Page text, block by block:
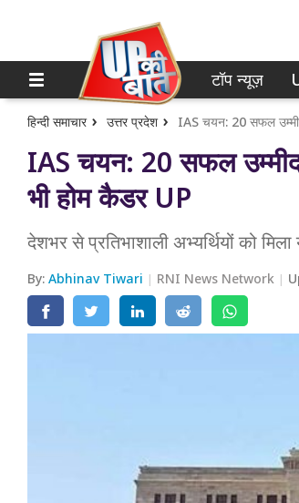
होम
टॉप न्यूज़
UP की बात
राजनीति
क्राइम
शिक्षा
वेब स्टोरी
टॉप न्यूज़
हिन्दी समाचार उत्तर प्रदेश IAS चयन: 20 सफल
IAS चयन: 20 सफल
भी होम कैडर UP
देशभर से प्रतिभाशाली अभ्यर्थियों को
By:Abhinav Tiwari RNI News Network
नोएडा
गाजियाबाद
लखनऊ
कानपुर
वाराणसी
आगरा
अयोध्या